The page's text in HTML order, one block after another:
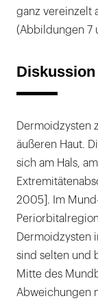
ganz vereinzelt
(Abbildungen 7
Diskussion
Dermoidzysten
äußeren Haut.
sich am Hals,
2005]. Im
Dermoidzysten
sind selten und
Mitte des
Abweichungen